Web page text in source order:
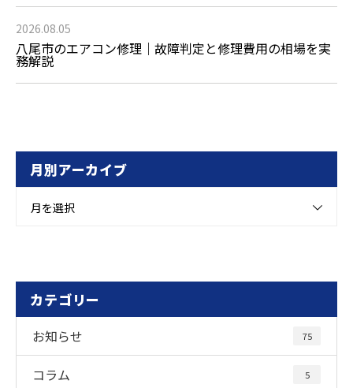
2026.08.05
八尾市のエアコン修理｜故障判定と修理費用の相場を実
務解説
月別アーカイブ
月を選択
カテゴリー
お知らせ 75
コラム 5